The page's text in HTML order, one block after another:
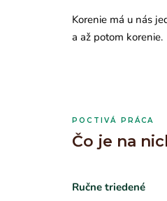
Korenie má u nás
a až potom korenie.
POCTIVÁ PRÁCA
Čo je na
Ručne triedené